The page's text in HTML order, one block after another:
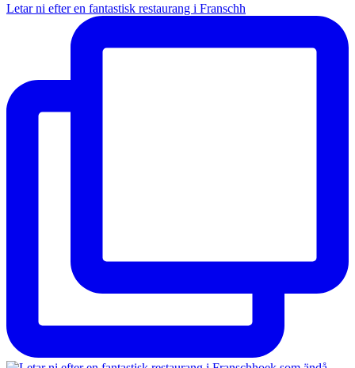
Letar ni efter en fantastisk restaurang i Franschh